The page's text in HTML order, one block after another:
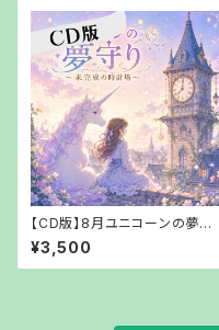
【CD版】8月ユニコーンの夢守り
～未完成の時計塔～【【郵送で
お渡し】
¥3,500